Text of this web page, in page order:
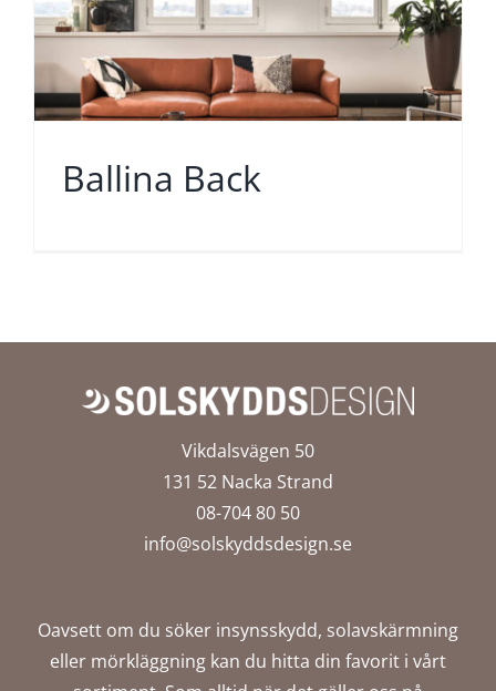
Ballina Back
Vikdalsvägen 50
131 52 Nacka Strand
08-704 80 50
info@solskyddsdesign.se
Oavsett om du söker insynsskydd, solavskärmning
eller mörkläggning kan du hitta din favorit i vårt